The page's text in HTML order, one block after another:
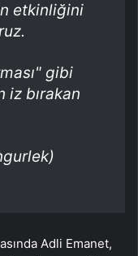
etkinliğini
gibi
iz bırakan
Adli Emanet,